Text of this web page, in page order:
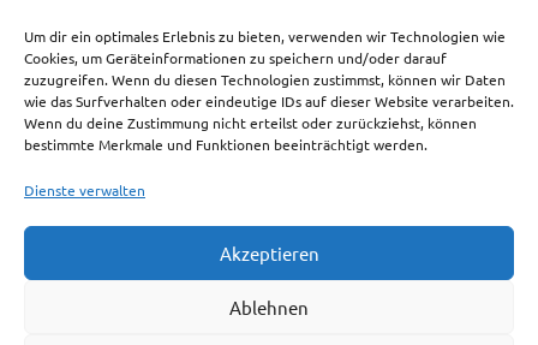
Um dir ein optimales Erlebnis zu bieten, verwenden wir Technologien wie
Cookies, um Geräteinformationen zu speichern und/oder darauf
zuzugreifen. Wenn du diesen Technologien zustimmst, können wir Daten
wie das Surfverhalten oder eindeutige IDs auf dieser Website verarbeiten.
Wenn du deine Zustimmung nicht erteilst oder zurückziehst, können
bestimmte Merkmale und Funktionen beeinträchtigt werden.
Dienste verwalten
Akzeptieren
Ablehnen
NEWSLETTERANMELDUNG
Impressum